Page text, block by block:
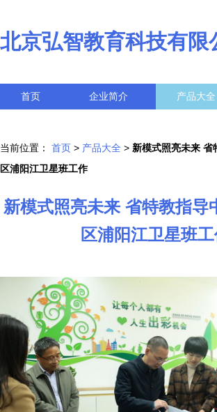
北京弘智教育科技有限
首页 企业简介 产品大全
当前位置： 首页 > 产品大全 > 新模式照亮未来 省
区浦阳江卫星班工作
新模式照亮未来 省特教指导
区浦阳江卫星班